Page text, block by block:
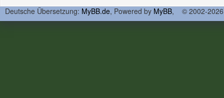
Deutsche Übersetzung: MyBB.de, Powered by MyBB, © 2002-